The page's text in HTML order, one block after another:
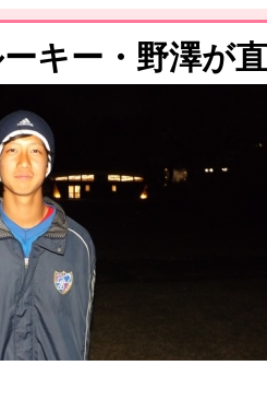
ワン
か連破か
シャーレ
キー・野澤が